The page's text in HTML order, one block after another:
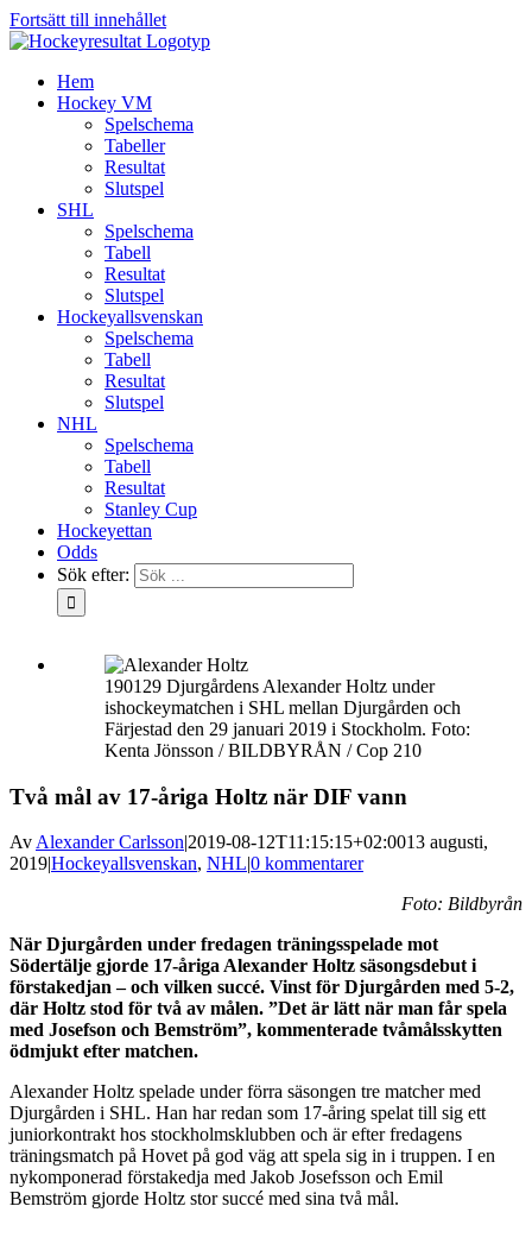
Fortsätt till innehållet
Hem
Hockey VM
Spelschema
Tabeller
Resultat
Slutspel
SHL
Spelschema
Tabell
Resultat
Slutspel
Hockeyallsvenskan
Spelschema
Tabell
Resultat
Slutspel
NHL
Spelschema
Tabell
Resultat
Stanley Cup
Hockeyettan
Odds
Sök efter:
190129 Djurgårdens Alexander Holtz under
ishockeymatchen i SHL mellan Djurgården och
Färjestad den 29 januari 2019 i Stockholm. Foto:
Kenta Jönsson / BILDBYRÅN / Cop 210
Två mål av 17-åriga Holtz när DIF vann
AvAlexander Carlsson|2019-08-12T11:15:15+02:0013 augusti,
2019|Hockeyallsvenskan, NHL|0 kommentarer
Foto: Bildbyrån
När Djurgården under fredagen träningsspelade mot
Södertälje gjorde 17-åriga Alexander Holtz säsongsdebut i
förstakedjan – och vilken succé. Vinst för Djurgården med 5-2,
där Holtz stod för två av målen. ”Det är lätt när man får spela
med Josefson och Bemström”, kommenterade tvåmålsskytten
ödmjukt efter matchen.
Alexander Holtz spelade under förra säsongen tre matcher med
Djurgården i SHL. Han har redan som 17-åring spelat till sig ett
juniorkontrakt hos stockholmsklubben och är efter fredagens
träningsmatch på Hovet på god väg att spela sig in i truppen. I en
nykomponerad förstakedja med Jakob Josefsson och Emil
Bemström gjorde Holtz stor succé med sina två mål.